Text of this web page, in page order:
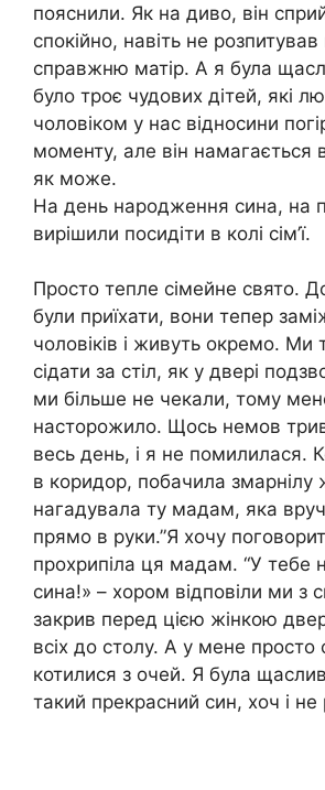
пояснили. Як на диво, він
спокійно, навіть не
справжню матір. А я була
було троє чудових дітей, які
чоловіком у нас відносини
моменту, але він намагається
як може.
На день народження сина, на
вирішили посидіти в колі сім’ї.
Просто тепле сімейне свято.
були приїхати, вони тепер
чоловіків і живуть окремо. Ми
сідати за стіл, як у двері
ми більше не чекали, тому
насторожило. Щось немов
весь день, і я не помилилася.
в коридор, побачила змарнілу
нагадувала ту мадам, яка
прямо в руки.”Я хочу
прохрипіла ця мадам. “У тебе
сина!» – хором відповіли ми з
закрив перед цією жінкою
всіх до столу. А у мене просто
котилися з очей. Я була
такий прекрасний син, хоч і не